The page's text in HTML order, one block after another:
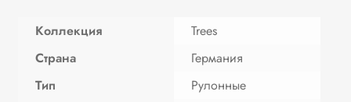
Коллекция
Trees
Страна
Германия
Тип
Рулонные